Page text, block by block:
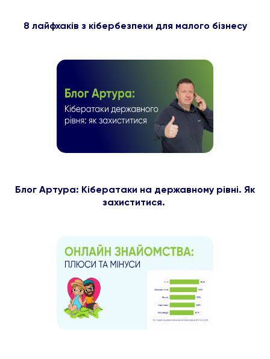
8 лайфхаків з кібербезпеки для малого бізнесу
Блог Артура: Кібератаки на державному рівні. Як
захиститися.